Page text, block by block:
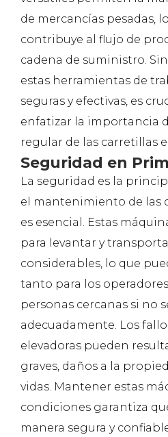
de mercancías pesadas,
contribuye al flujo de
cadena de suministro.
estas herramientas de
seguras y efectivas, es
enfatizar la importancia
regular de las carretillas
Seguridad en
La seguridad es la
el mantenimiento de las
es esencial. Estas
para levantar y
considerables, lo que
tanto para los
personas cercanas si no
adecuadamente. Los
elevadoras pueden
graves, daños a la
vidas. Mantener estas
condiciones garantiza
manera segura y